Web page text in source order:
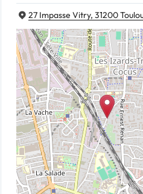
27 Impasse Vitry, 31200